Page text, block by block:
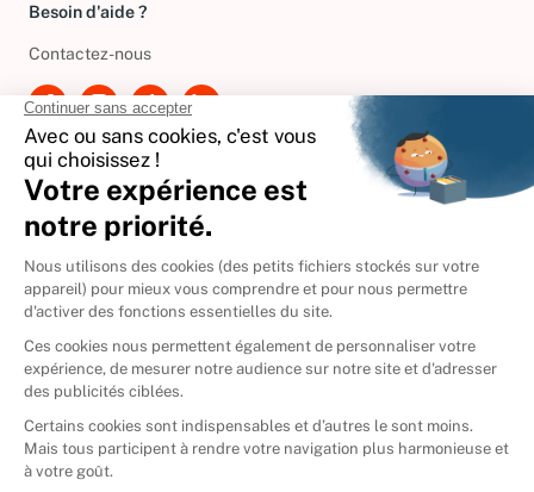
Besoin d'aide ?
Contactez-nous
International
🇪🇸Espagne
🇩🇪Allemagne
🇮🇹 Italie